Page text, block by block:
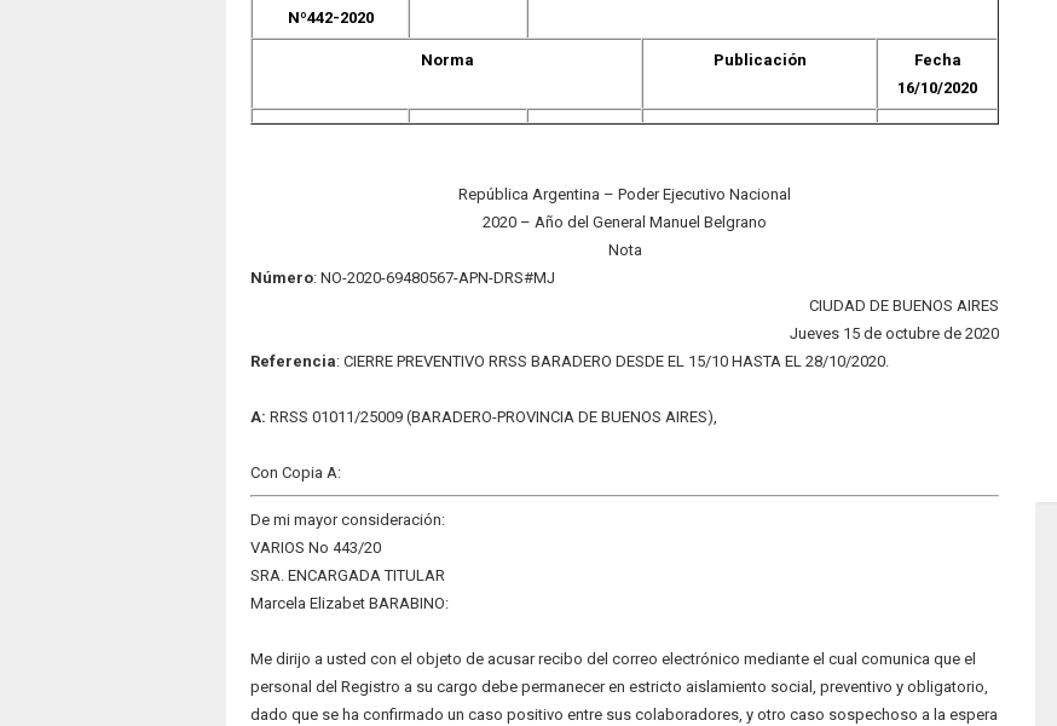
Nº442-2020
Norma Publicación
Fecha
16/10/2020
República Argentina – Poder Ejecutivo Nacional
2020 – Año del General Manuel Belgrano
Nota
Número: NO-2020-69480567-APN-DRS#MJ
CIUDAD DE BUENOS AIRES
Jueves 15 de octubre de 2020
Referencia: CIERRE PREVENTIVO RRSS BARADERO DESDE EL 15/10 HASTA EL 28/10/2020.
A: RRSS 01011/25009 (BARADERO-PROVINCIA DE BUENOS AIRES),
Con Copia A:
De mi mayor consideración:
VARIOS No 443/20
SRA. ENCARGADA TITULAR
Marcela Elizabet BARABINO:
Me dirijo a usted con el objeto de acusar recibo del correo electrónico mediante el cual comunica que el
personal del Registro a su cargo debe permanecer en estricto aislamiento social, preventivo y obligatorio,
dado que se ha confirmado un caso positivo entre sus colaboradores, y otro caso sospechoso a la espera